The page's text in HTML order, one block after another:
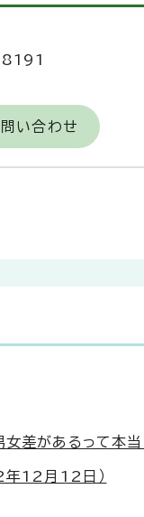
い合わせ
差があるって本当
年12月12日）